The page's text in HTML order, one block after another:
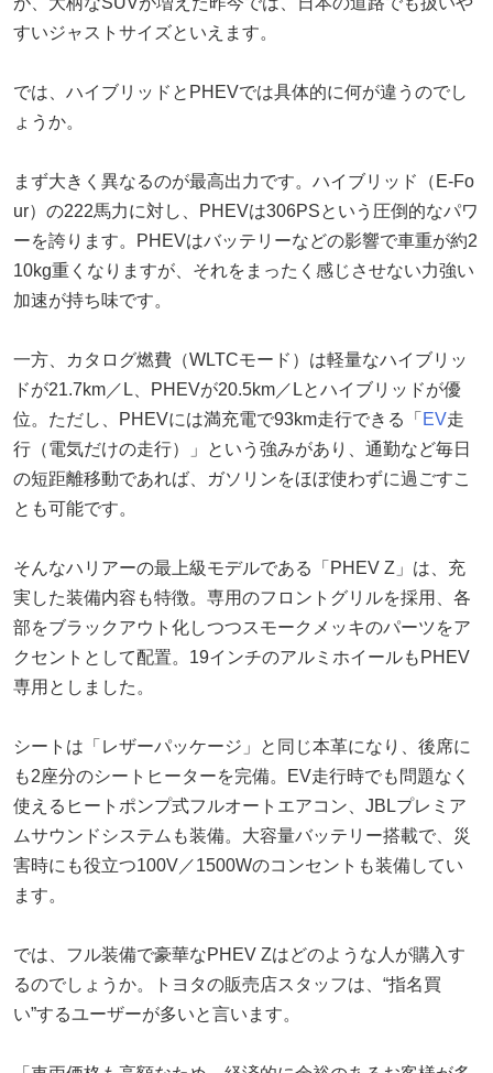
すいジャストサイズといえます。
では、ハイブリッドとPHEVでは具体的に何が違うのでし
ょうか。
まず大きく異なるのが最高出力です。ハイブリッド（E-Fo
ur）の222馬力に対し、PHEVは306PSという圧倒的なパワ
ーを誇ります。PHEVはバッテリーなどの影響で車重が約2
10kg重くなりますが、それをまったく感じさせない力強い
加速が持ち味です。
一方、カタログ燃費（WLTCモード）は軽量なハイブリッ
ドが21.7km／L、PHEVが20.5km／Lとハイブリッドが優
位。ただし、PHEVには満充電で93km走行できる「 EV走
行（電気だけの走行）」という強みがあり、通勤など毎日
の短距離移動であれば、ガソリンをほぼ使わずに過ごすこ
とも可能です。
そんなハリアーの最上級モデルである「PHEV Z」は、充
実した装備内容も特徴。専用のフロントグリルを採用、各
部をブラックアウト化しつつスモークメッキのパーツをア
クセントとして配置。19インチのアルミホイールもPHEV
専用としました。
シートは「レザーパッケージ」と同じ本革になり、後席に
も2座分のシートヒーターを完備。EV走行時でも問題なく
使えるヒートポンプ式フルオートエアコン、JBLプレミア
ムサウンドシステムも装備。大容量バッテリー搭載で、災
害時にも役立つ100V／1500Wのコンセントも装備してい
ます。
では、フル装備で豪華なPHEV Zはどのような人が購入す
るのでしょうか。トヨタの販売店スタッフは、“指名買
い”するユーザーが多いと言います。